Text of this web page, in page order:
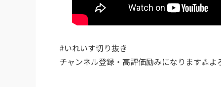
#いれいす切り抜き
チャンネル登録・高評価励みになります⁂よ